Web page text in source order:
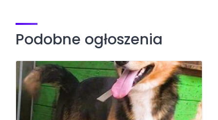
Podobne ogłoszenia